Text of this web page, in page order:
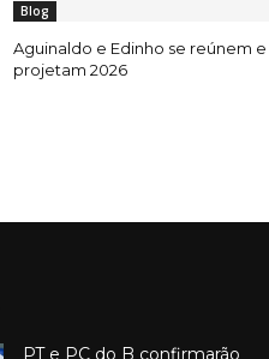
Blog
Aguinaldo e Edinho se reúnem e
projetam 2026
PT e PC do B confirmarão